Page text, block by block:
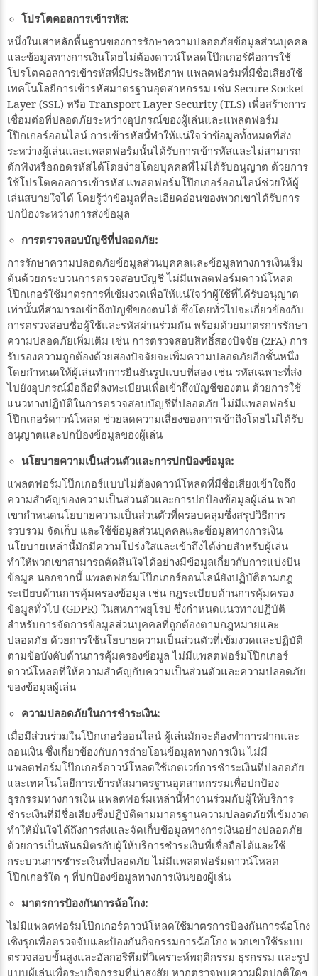
โปรโตคอลการเข้ารหัส:
หนึ่งในเสาหลักพื้นฐานของการรักษาความปลอดภัยข้อมูลส่วนบุคคล
และข้อมูลทางการเงินโดยไม่ต้องดาวน์โหลดโป๊กเกอร์คือการใช้
โปรโตคอลการเข้ารหัสที่มีประสิทธิภาพ แพลตฟอร์มที่มีชื่อเสียงใช้
เทคโนโลยีการเข้ารหัสมาตรฐานอุตสาหกรรม เช่น Secure Socket
Layer (SSL) หรือ Transport Layer Security (TLS) เพื่อสร้างการ
เชื่อมต่อที่ปลอดภัยระหว่างอุปกรณ์ของผู้เล่นและแพลตฟอร์ม
โป๊กเกอร์ออนไลน์ การเข้ารหัสนี้ทำให้แน่ใจว่าข้อมูลทั้งหมดที่ส่ง
ระหว่างผู้เล่นและแพลตฟอร์มนั้นได้รับการเข้ารหัสและไม่สามารถ
ดักฟังหรือถอดรหัสได้โดยง่ายโดยบุคคลที่ไม่ได้รับอนุญาต ด้วยการ
ใช้โปรโตคอลการเข้ารหัส แพลตฟอร์มโป๊กเกอร์ออนไลน์ช่วยให้ผู้
เล่นสบายใจได้ โดยรู้ว่าข้อมูลที่ละเอียดอ่อนของพวกเขาได้รับการ
ปกป้องระหว่างการส่งข้อมูล
การตรวจสอบบัญชีที่ปลอดภัย:
การรักษาความปลอดภัยข้อมูลส่วนบุคคลและข้อมูลทางการเงินเริ่ม
ต้นด้วยกระบวนการตรวจสอบบัญชี ไม่มีแพลตฟอร์มดาวน์โหลด
โป๊กเกอร์ใช้มาตรการที่เข้มงวดเพื่อให้แน่ใจว่าผู้ใช้ที่ได้รับอนุญาต
เท่านั้นที่สามารถเข้าถึงบัญชีของตนได้ ซึ่งโดยทั่วไปจะเกี่ยวข้องกับ
การตรวจสอบชื่อผู้ใช้และรหัสผ่านร่วมกัน พร้อมด้วยมาตรการรักษา
ความปลอดภัยเพิ่มเติม เช่น การตรวจสอบสิทธิ์สองปัจจัย (2FA) การ
รับรองความถูกต้องด้วยสองปัจจัยจะเพิ่มความปลอดภัยอีกชั้นหนึ่ง
โดยกำหนดให้ผู้เล่นทำการยืนยันรูปแบบที่สอง เช่น รหัสเฉพาะที่ส่ง
ไปยังอุปกรณ์มือถือที่ลงทะเบียนเพื่อเข้าถึงบัญชีของตน ด้วยการใช้
แนวทางปฏิบัติในการตรวจสอบบัญชีที่ปลอดภัย ไม่มีแพลตฟอร์ม
โป๊กเกอร์ดาวน์โหลด ช่วยลดความเสี่ยงของการเข้าถึงโดยไม่ได้รับ
อนุญาตและปกป้องข้อมูลของผู้เล่น
นโยบายความเป็นส่วนตัวและการปกป้องข้อมูล:
แพลตฟอร์มโป๊กเกอร์แบบไม่ต้องดาวน์โหลดที่มีชื่อเสียงเข้าใจถึง
ความสำคัญของความเป็นส่วนตัวและการปกป้องข้อมูลผู้เล่น พวก
เขากำหนดนโยบายความเป็นส่วนตัวที่ครอบคลุมซึ่งสรุปวิธีการ
รวบรวม จัดเก็บ และใช้ข้อมูลส่วนบุคคลและข้อมูลทางการเงิน
นโยบายเหล่านี้มักมีความโปร่งใสและเข้าถึงได้ง่ายสำหรับผู้เล่น
ทำให้พวกเขาสามารถตัดสินใจได้อย่างมีข้อมูลเกี่ยวกับการแบ่งปัน
ข้อมูล นอกจากนี้ แพลตฟอร์มโป๊กเกอร์ออนไลน์ยังปฏิบัติตามกฎ
ระเบียบด้านการคุ้มครองข้อมูล เช่น กฎระเบียบด้านการคุ้มครอง
ข้อมูลทั่วไป (GDPR) ในสหภาพยุโรป ซึ่งกำหนดแนวทางปฏิบัติ
สำหรับการจัดการข้อมูลส่วนบุคคลที่ถูกต้องตามกฎหมายและ
ปลอดภัย ด้วยการใช้นโยบายความเป็นส่วนตัวที่เข้มงวดและปฏิบัติ
ตามข้อบังคับด้านการคุ้มครองข้อมูล ไม่มีแพลตฟอร์มโป๊กเกอร์
ดาวน์โหลดที่ให้ความสำคัญกับความเป็นส่วนตัวและความปลอดภัย
ของข้อมูลผู้เล่น
ความปลอดภัยในการชำระเงิน:
เมื่อมีส่วนร่วมในโป๊กเกอร์ออนไลน์ ผู้เล่นมักจะต้องทำการฝากและ
ถอนเงิน ซึ่งเกี่ยวข้องกับการถ่ายโอนข้อมูลทางการเงิน ไม่มี
แพลตฟอร์มโป๊กเกอร์ดาวน์โหลดใช้เกตเวย์การชำระเงินที่ปลอดภัย
และเทคโนโลยีการเข้ารหัสมาตรฐานอุตสาหกรรมเพื่อปกป้อง
ธุรกรรมทางการเงิน แพลตฟอร์มเหล่านี้ทำงานร่วมกับผู้ให้บริการ
ชำระเงินที่มีชื่อเสียงซึ่งปฏิบัติตามมาตรฐานความปลอดภัยที่เข้มงวด
ทำให้มั่นใจได้ถึงการส่งและจัดเก็บข้อมูลทางการเงินอย่างปลอดภัย
ด้วยการเป็นพันธมิตรกับผู้ให้บริการชำระเงินที่เชื่อถือได้และใช้
กระบวนการชำระเงินที่ปลอดภัย ไม่มีแพลตฟอร์มดาวน์โหลด
โป๊กเกอร์ใด ๆ ที่ปกป้องข้อมูลทางการเงินของผู้เล่น
มาตรการป้องกันการฉ้อโกง:
ไม่มีแพลตฟอร์มโป๊กเกอร์ดาวน์โหลดใช้มาตรการป้องกันการฉ้อโกง
เชิงรุกเพื่อตรวจจับและป้องกันกิจกรรมการฉ้อโกง พวกเขาใช้ระบบ
ตรวจสอบขั้นสูงและอัลกอริทึมที่วิเคราะห์พฤติกรรม ธุรกรรม และรูป
แบบผู้เล่นเพื่อระบุกิจกรรมที่น่าสงสัย หากตรวจพบความผิดปกติใดๆ